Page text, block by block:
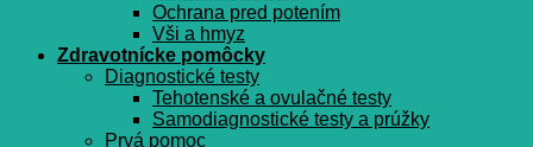
Ochrana pred potením
Vši a hmyz
Zdravotnícke pomôcky
Diagnostické testy
Tehotenské a ovulačné testy
Samodiagnostické testy a prúžky
Prvá pomoc